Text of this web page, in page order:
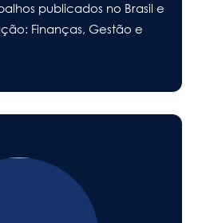
publicados no Brasil e
Finanças, Gestão e